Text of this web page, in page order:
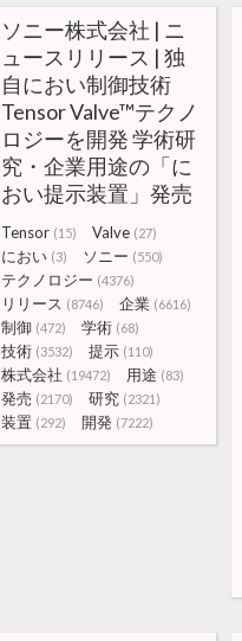
ソニー株式会社 | ニ
ュースリリース | 独
自におい制御技術
Tensor Valve™テクノ
ロジーを開発 学術研
究・企業用途の「に
おい提示装置」発売
Tensor (15) Valve (27)
におい (3) ソニー (550)
テクノロジー (4376)
リリース (8746) 企業 (6616)
制御 (472) 学術 (68)
技術 (3532) 提示 (110)
株式会社 (19472) 用途 (83)
発売 (2170) 研究 (2321)
装置 (292) 開発 (7222)